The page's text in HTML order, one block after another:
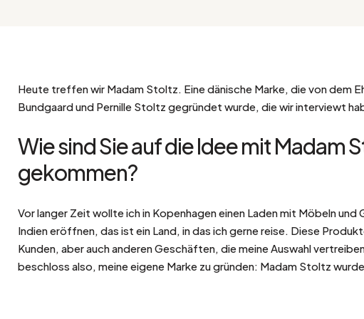
Haussmannscher Geist
Natürlich
Zink und Galvano
Heute treffen wir Madam Stoltz. Eine dänische Marke, die von dem
Bundgaard und Pernille Stoltz gegründet wurde, die wir interviewt
Wie sind Sie auf die Idee mit Madam
gekommen?
Vor langer Zeit wollte ich in Kopenhagen einen Laden mit Möbeln und
Indien eröffnen, das ist ein Land, in das ich gerne reise. Diese
Kunden, aber auch anderen Geschäften, die meine Auswahl
beschloss also, meine eigene Marke zu gründen: Madam Stoltz